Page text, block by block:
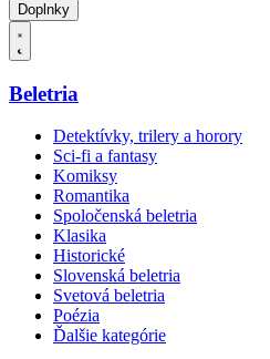
Doplnky
Beletria
Detektívky, trilery a horory
Sci-fi a fantasy
Komiksy
Romantika
Spoločenská beletria
Klasika
Historické
Slovenská beletria
Svetová beletria
Poézia
Ďalšie kategórie